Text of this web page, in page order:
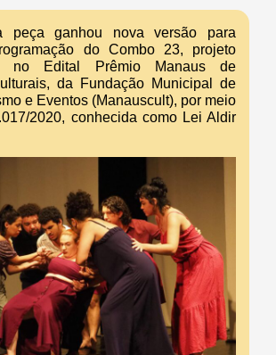
peça ganhou nova versão para
do Combo 23, projeto
no Edital Prêmio Manaus de
da Fundação Municipal de
e Eventos (Manauscult), por meio
2020, conhecida como Lei Aldir